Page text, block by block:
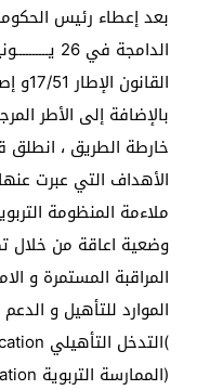
بعد إعطاء رئيس
بالإضافة إلى الأطر
خارطة الطريق ، انطلق
الأهداف التي عبرت
ملاءمة المنظومة
وضعية اعاقة من خلال
المراقبة المستمرة و
الموارد للتأهيل و